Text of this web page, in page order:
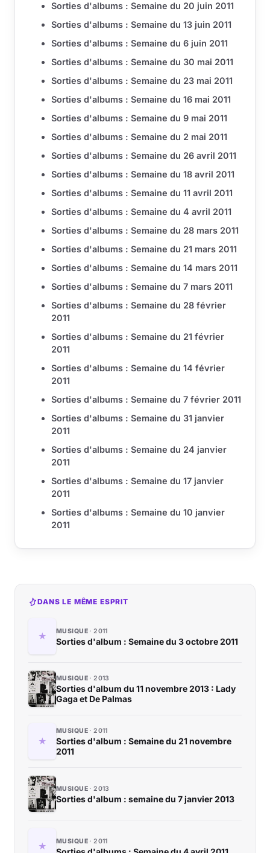
Sorties d'albums : Semaine du 20 juin 2011
Sorties d'albums : Semaine du 13 juin 2011
Sorties d'albums : Semaine du 6 juin 2011
Sorties d'albums : Semaine du 30 mai 2011
Sorties d'albums : Semaine du 23 mai 2011
Sorties d'albums : Semaine du 16 mai 2011
Sorties d'albums : Semaine du 9 mai 2011
Sorties d'albums : Semaine du 2 mai 2011
Sorties d'albums : Semaine du 26 avril 2011
Sorties d'albums : Semaine du 18 avril 2011
Sorties d'albums : Semaine du 11 avril 2011
Sorties d'albums : Semaine du 4 avril 2011
Sorties d'albums : Semaine du 28 mars 2011
Sorties d'albums : Semaine du 21 mars 2011
Sorties d'albums : Semaine du 14 mars 2011
Sorties d'albums : Semaine du 7 mars 2011
Sorties d'albums : Semaine du 28 février
2011
Sorties d'albums : Semaine du 21 février
2011
Sorties d'albums : Semaine du 14 février
2011
Sorties d'albums : Semaine du 7 février 2011
Sorties d'albums : Semaine du 31 janvier
2011
Sorties d'albums : Semaine du 24 janvier
2011
Sorties d'albums : Semaine du 17 janvier
2011
Sorties d'albums : Semaine du 10 janvier
2011
DANS LE MÊME ESPRIT
MUSIQUE 2011
Sorties d'album : Semaine du 3 octobre 2011
MUSIQUE 2013
Sorties d'album du 11 novembre 2013 : Lady
Gaga et De Palmas
MUSIQUE 2011
Sorties d'album : Semaine du 21 novembre
2011
MUSIQUE 2013
Sorties d'album : semaine du 7 janvier 2013
MUSIQUE 2011